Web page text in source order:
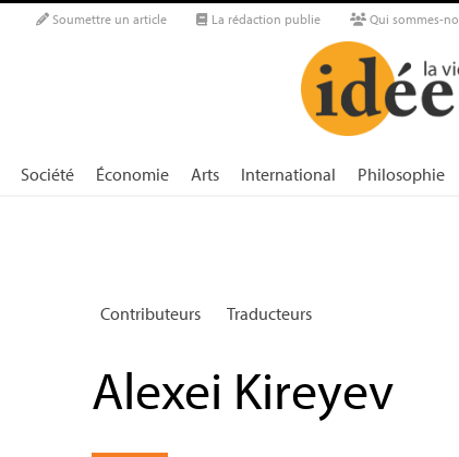
Soumettre un article La rédaction publie Qui sommes-
Société Économie Arts International Philosophie
Contributeurs Traducteurs
Alexei Kireyev